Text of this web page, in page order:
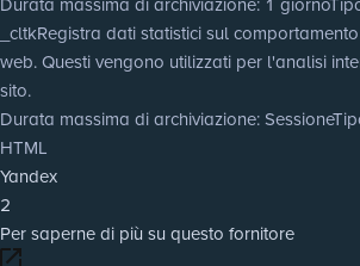
_cltkRegistra dati statistici sul
web. Questi vengono utilizzati per l'analisi
sito.
Durata massima di archiviazione: Sessione
HTML
Yandex
2
Per saperne di più su questo fornitore